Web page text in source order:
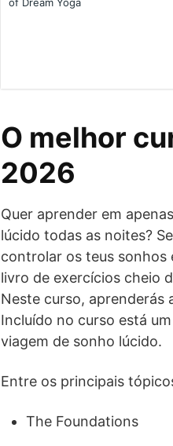
O melhor
2026
Quer aprender em
lúcido todas as noites?
controlar os teus sonhos
livro de exercícios cheio
Neste curso, aprenderás
Incluído no curso está
viagem de sonho lúcido.
Entre os principais
The Foundations